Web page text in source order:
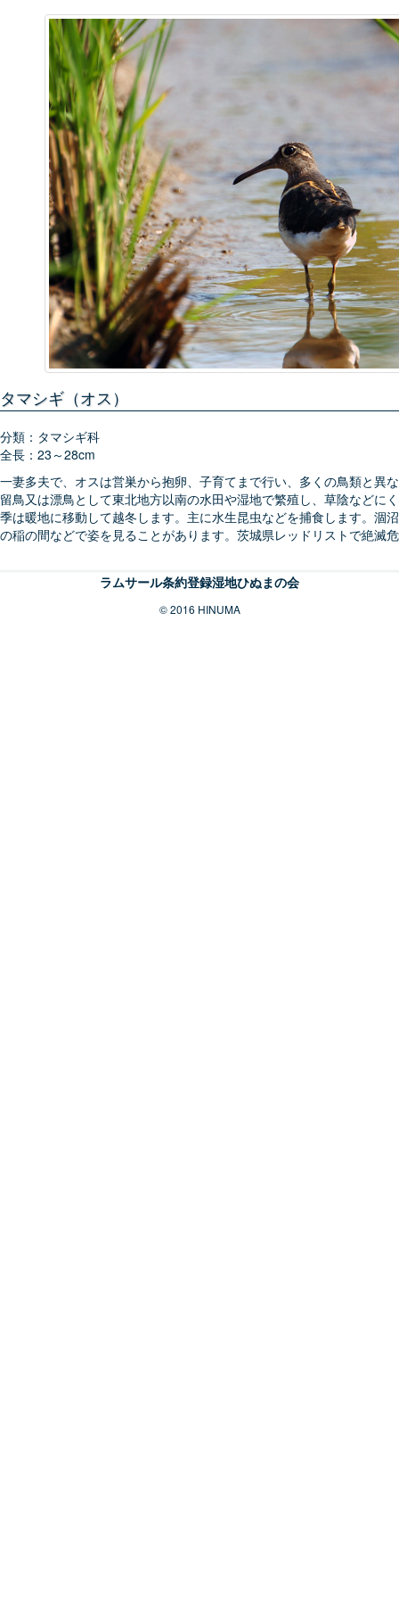
タマシギ（オス）
分類：タマシギ科
全長：23～28cm
一妻多夫で、オスは営巣から抱卵、子育てまで行い、多くの鳥類と異
留鳥又は漂鳥として東北地方以南の水田や湿地で繁殖し、草陰などに
季は暖地に移動して越冬します。主に水生昆虫などを捕食します。涸
の稲の間などで姿を見ることがあります。茨城県レッドリストで絶滅
ラムサール条約登録湿地ひぬまの会
© 2016 HINUMA